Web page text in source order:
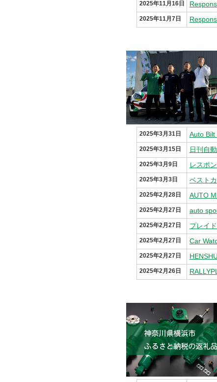
2025年11月16日
2025年11月7日
2025年3月31日
2025年3月15日
2025年3月9日 レスポ
2025年3月3日 ベスト
2025年2月28日
2025年2月27日 auto
2025年2月27日
2025年2月27日
2025年2月27日
2025年2月26日